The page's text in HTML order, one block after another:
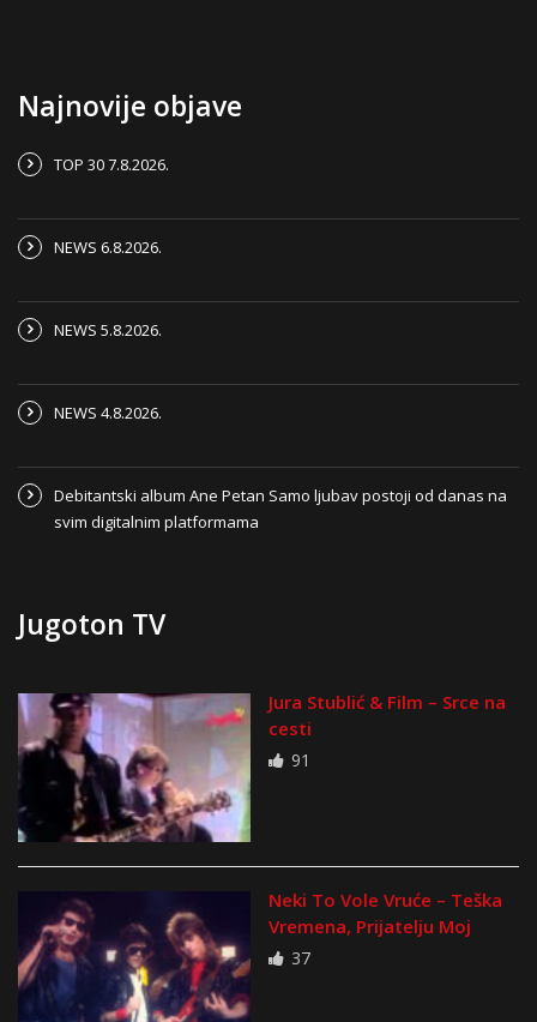
Najnovije objave
TOP 30 7.8.2026.
NEWS 6.8.2026.
NEWS 5.8.2026.
NEWS 4.8.2026.
Debitantski album Ane Petan Samo ljubav postoji od danas na
svim digitalnim platformama
Jugoton TV
Jura Stublić & Film – Srce na
cesti
91
Neki To Vole Vruće – Teška
Vremena, Prijatelju Moj
37